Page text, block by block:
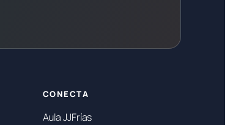
CONECTA
Aula JJFrías